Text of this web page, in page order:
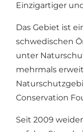
Einzigartiger
Das Gebiet ist
schwedischen
unter
mehrmals
Conservation
Seit 2009